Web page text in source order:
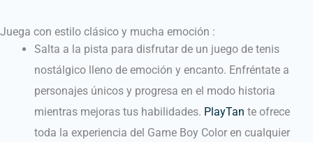
Juega con estilo clásico y mucha emoción :
Salta a la pista para disfrutar de un juego de tenis
nostálgico lleno de emoción y encanto. Enfréntate a
personajes únicos y progresa en el modo historia
mientras mejoras tus habilidades. PlayTan te ofrece
toda la experiencia del Game Boy Color en cualquier